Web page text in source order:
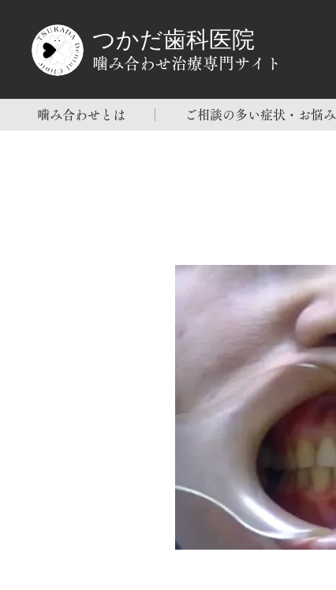
つかだ歯科医院
噛み合わせ治療専門サイト
噛み合わせとは ご相談の多い症状・お悩み